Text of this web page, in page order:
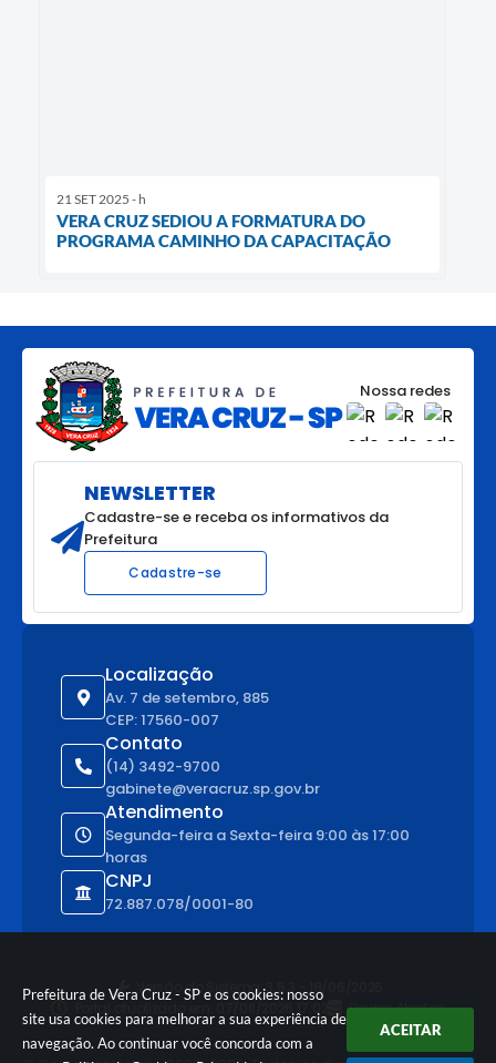
Prefeitura de Vera Cruz - SP e os cookies: nosso
site usa cookies para melhorar a sua experiência de
navegação. Ao continuar você concorda com a
ACEITAR
21 SET 2025 - h
VERA CRUZ SEDIOU A FORMATURA DO
PROGRAMA CAMINHO DA CAPACITAÇÃO
Localização
Av. 7 de setembro, 885
CEP: 17560-007
Contato
(14) 3492-9700
gabinete@veracruz.sp.gov.br
Atendimento
Segunda-feira a Sexta-feira 9:00 às 17:00
horas
CNPJ
72.887.078/0001-80
Nossa redes
NEWSLETTER
Cadastre-se e receba os informativos da
Prefeitura
Cadastre-se
Versão do Sistema:
Dados Abertos